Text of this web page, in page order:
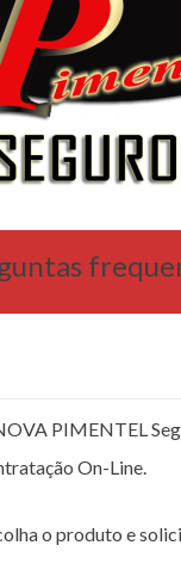
PIMENTEL
On-Line.
o produto e